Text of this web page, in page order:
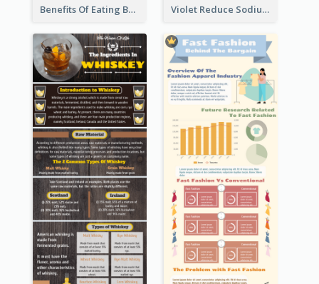
Benefits Of Eating Banana Infographic Violet Reduce Sodium Infographic Idea Design